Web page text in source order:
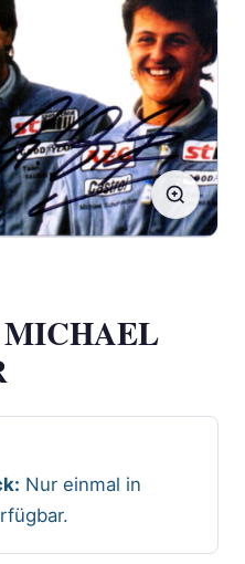
MICHAEL
Nur einmal in